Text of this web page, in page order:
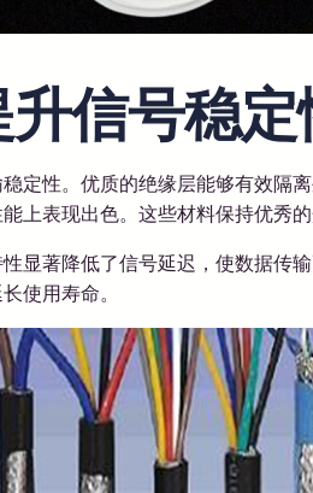
信号稳定
定性。优质的绝缘层能够有效隔
上表现出色。这些材料保持优秀
显著降低了信号延迟，使数据传
使用寿命。